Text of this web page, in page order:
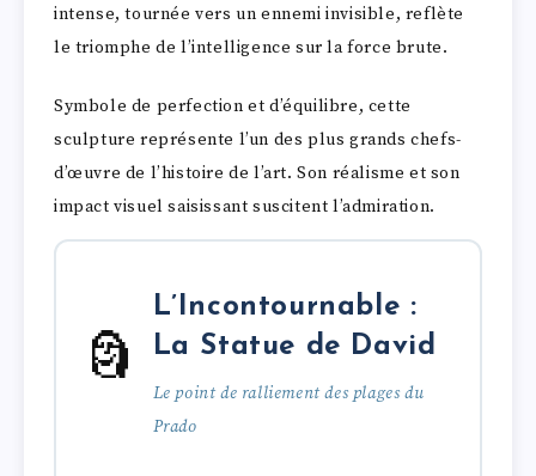
intense, tournée vers un ennemi invisible, reflète
le triomphe de l’intelligence sur la force brute.
Symbole de perfection et d’équilibre, cette
sculpture représente l’un des plus grands chefs-
d’œuvre de l’histoire de l’art. Son réalisme et son
impact visuel saisissant suscitent l’admiration.
🗿
L’Incontournable :
La Statue de David
Le point de ralliement des plages du
Prado